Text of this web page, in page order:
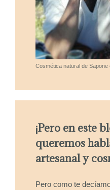
Cosmética natural de Sapone
¡Pero en este
queremos
artesanal y
Pero como te